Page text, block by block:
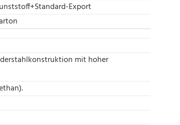
Export
mit hoher